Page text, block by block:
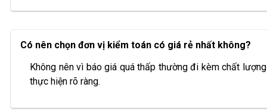
Có nên chọn đơn vị kiểm toán có giá rẻ nhất không?
Không nên vì báo giá quá thấp thường đi kèm chất
thực hiện rõ ràng.